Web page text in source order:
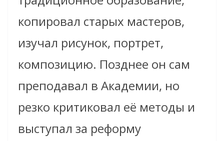
копировал старых мастеров,
изучал рисунок, портрет,
композицию. Позднее он сам
преподавал в Академии, но
резко критиковал её методы и
выступал за реформу